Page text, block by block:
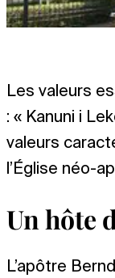
Les valeurs
: « Kanuni i
valeurs
l’Église néo-
Un hôte
L’apôtre